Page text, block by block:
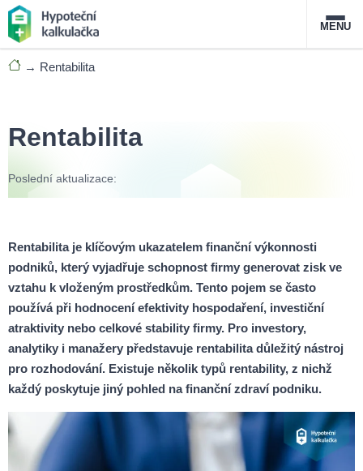
Nabídka hypoték
O službě
MENU
→ Rentabilita
Rentabilita
Poslední aktualizace:
Rentabilita je klíčovým ukazatelem finanční výkonnosti
podniků, který vyjadřuje schopnost firmy generovat zisk ve
vztahu k vloženým prostředkům. Tento pojem se často
používá při hodnocení efektivity hospodaření, investiční
atraktivity nebo celkové stability firmy. Pro investory,
analytiky i manažery představuje rentabilita důležitý nástroj
pro rozhodování. Existuje několik typů rentability, z nichž
každý poskytuje jiný pohled na finanční zdraví podniku.